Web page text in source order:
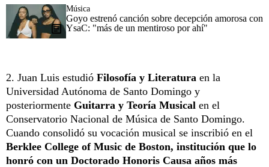
Música
Goyo estrenó canción sobre decepción amorosa con
YsaC: "más de un mentiroso por ahí"
2. Juan Luis estudió Filosofía y Literatura en la
Universidad Autónoma de Santo Domingo y
posteriormente Guitarra y Teoría Musical en el
Conservatorio Nacional de Música de Santo Domingo.
Cuando consolidó su vocación musical se inscribió en el
Berklee College of Music de Boston, institución que lo
honró con un Doctorado Honoris Causa años más